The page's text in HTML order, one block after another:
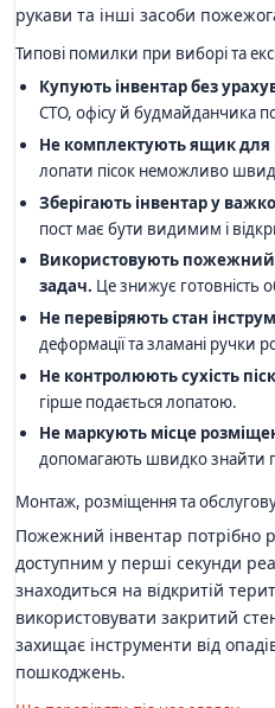
рукави та інші засоби
Типові помилки при виборі та
Купують інвентар без
СТО, офісу й будмайданчика
Не комплектують ящик для
лопати пісок неможливо
Зберігають інвентар у
пост має бути видимим і
Використовують пожежний
задач. Це знижує готовність
Не перевіряють стан
деформації та зламані ручки
Не контролюють сухість
гірше подається лопатою.
Не маркують місце
допомагають швидко знайти
Монтаж, розміщення та
Пожежний інвентар потрібно
доступним у перші секунди
знаходиться на відкритій
використовувати закритий
захищає інструменти від
пошкоджень.